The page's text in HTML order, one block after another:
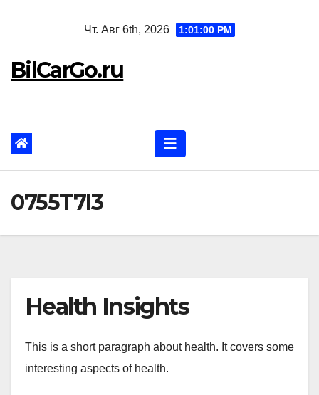
Чт. Авг 6th, 2026 1:01:01 PM
BilCarGo.ru
0755T7I3
Health Insights
This is a short paragraph about health. It covers some
interesting aspects of health.